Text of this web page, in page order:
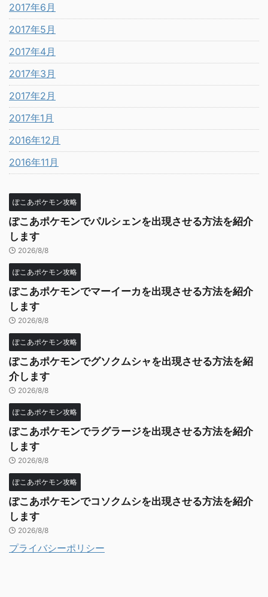
2017年6月
2017年5月
2017年4月
2017年3月
2017年2月
2017年1月
2016年12月
2016年11月
ぽこあポケモン攻略
ぽこあポケモンでパルシェンを出現させる方法を紹介
します
2026/8/8
ぽこあポケモン攻略
ぽこあポケモンでマーイーカを出現させる方法を紹介
します
2026/8/8
ぽこあポケモン攻略
ぽこあポケモンでグソクムシャを出現させる方法を紹
介します
2026/8/8
ぽこあポケモン攻略
ぽこあポケモンでラグラージを出現させる方法を紹介
します
2026/8/8
ぽこあポケモン攻略
ぽこあポケモンでコソクムシを出現させる方法を紹介
します
2026/8/8
プライバシーポリシー